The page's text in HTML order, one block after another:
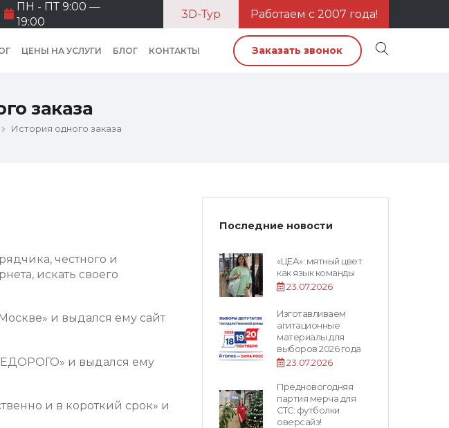
ПН - ПТ 9:00 —
19:00
3D-Тур Работаем с 2007 года!
ЦЕНЫ НА УСЛУГИ БЛОГ КОНТАКТЫ Заказать звонок
заказа
История одного заказа
Последние новости
«ЦЕА»: мятный цвет
как язык команды
23.07.2026
Изготавливаем
агитационные
материалы для
выборов 2026 года
23.07.2026
Предновогодняя
партия мерча для
СТС: футболки
оверсайз!
честного и
искать своего
и выдался ему сайт
и выдался ему
и в короткий срок» и